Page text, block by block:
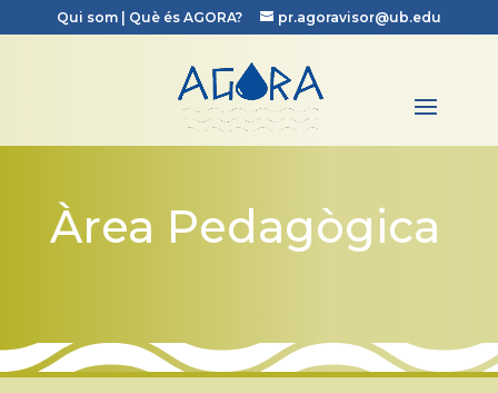
Qui som Què és AGORA? pr.agoravisor@ub.edu
Àrea Pedagògica